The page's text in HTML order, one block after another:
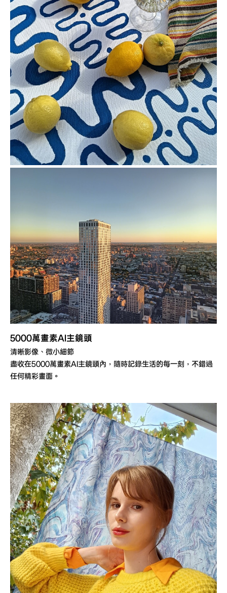
5000萬畫素AI主鏡頭
清晰影像、微小細節
盡收在5000萬畫素AI主鏡頭內，隨時記錄生活的每一刻，不錯過
任何精彩畫面。